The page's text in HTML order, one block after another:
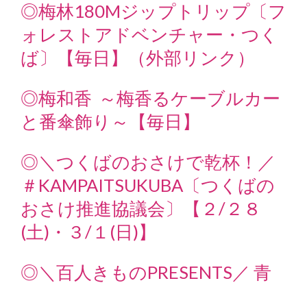
◎梅林180Mジップトリップ〔フ
ォレストアドベンチャー・つく
ば〕【毎日】（外部リンク）
◎梅和香 ～梅香るケーブルカー
と番傘飾り～【毎日】
◎＼つくばのおさけで乾杯！／
＃KAMPAITSUKUBA〔つくばの
おさけ推進協議会〕【２/２８
(土)・３/１(日)】
◎＼百人きものPRESENTS／ 青